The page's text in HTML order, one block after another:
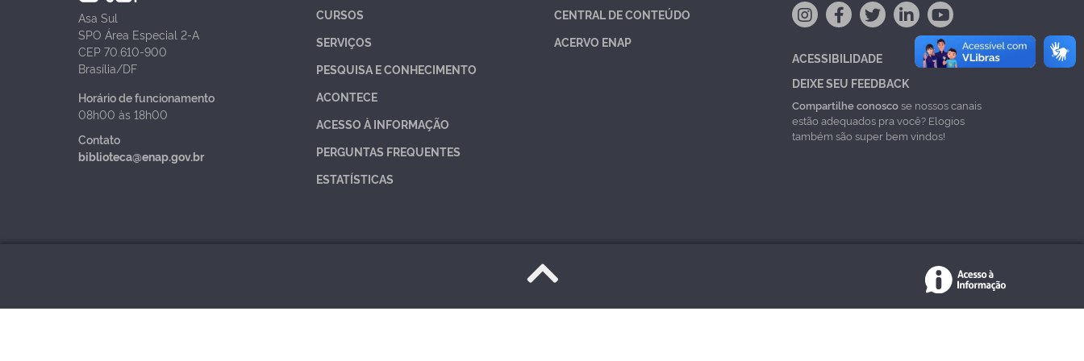
Asa Sul
SPO Área Especial 2-A
CEP 70.610-900
Brasília/DF
Horário de funcionamento
08h00 às 18h00
Contato
biblioteca@enap.gov.br
CURSOS
SERVIÇOS
PESQUISA E CONHECIMENTO
ACONTECE
ACESSO À INFORMAÇÃO
PERGUNTAS FREQUENTES
ESTATÍSTICAS
CENTRAL DE CONTEÚDO
ACERVO ENAP
ACESSIBILIDADE
DEIXE SEU FEEDBACK
Compartilhe conoscose nossos canais
estão adequados pra você? Elogios
também são super bem vindos!